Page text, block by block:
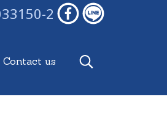
2
Contact us